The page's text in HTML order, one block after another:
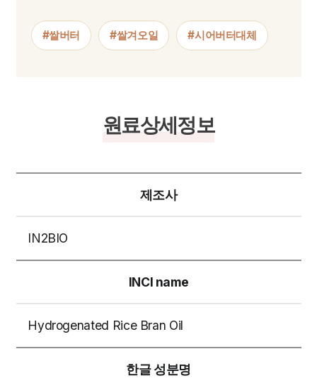
#쌀버터 #쌀겨오일 #시어버터대체
원료상세정보
제조사
IN2BIO
INCI name
Hydrogenated Rice Bran Oil
한글 성분명